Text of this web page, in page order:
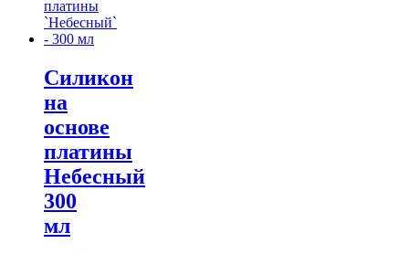
Силикон
на
основе
платины
Небесный
300
мл